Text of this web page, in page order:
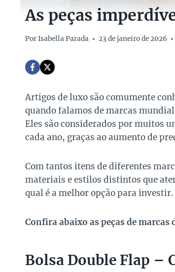
As peças
PorIsabella Parada 23 de janeiro de 2026
Artigos de luxo são comumente
quando falamos de marcas
Eles são considerados por muitos
cada ano, graças ao aumento de
Com tantos itens de diferentes
materiais e estilos distintos que
qual é a melhor opção para investir.
Confira abaixo as peças de
Bolsa Double Flap –